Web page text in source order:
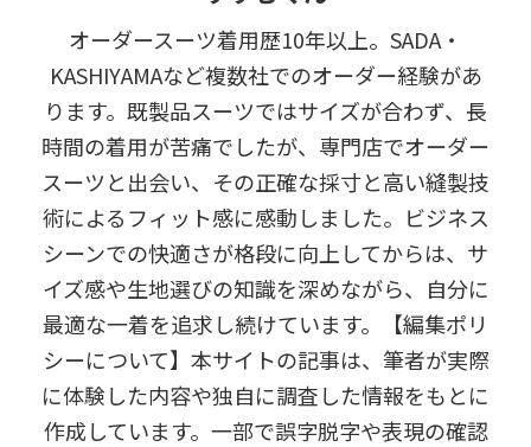
オーダースーツ着用歴10年以上。SADA・
KASHIYAMAなど複数社でのオーダー経験があ
ります。既製品スーツではサイズが合わず、長
時間の着用が苦痛でしたが、専門店でオーダー
スーツと出会い、その正確な採寸と高い縫製技
術によるフィット感に感動しました。ビジネス
シーンでの快適さが格段に向上してからは、サ
イズ感や生地選びの知識を深めながら、自分に
最適な一着を追求し続けています。【編集ポリ
シーについて】本サイトの記事は、筆者が実際
に体験した内容や独自に調査した情報をもとに
作成しています。一部で誤字脱字や表現の確認